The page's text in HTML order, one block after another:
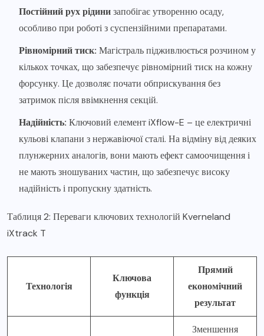
Постійний рух рідинизапобігає утворенню осаду,
особливо при роботі з суспензійними препаратами.
Рівномірний тиск: Магістраль підживлюється розчином у
кількох точках, що забезпечує рівномірний тиск на кожну
форсунку. Це дозволяє почати обприскування без
затримок після ввімкнення секцій.
Надійність: Ключовий елемент iXflow-E – це електричні
кульові клапани з нержавіючої сталі. На відміну від деяких
плунжерних аналогів, вони мають ефект самоочищення і
не мають зношуваних частин, що забезпечує високу
надійність і пропускну здатність.
Таблиця 2: Переваги ключових технологій Kverneland
iXtrack T
Технологія
Ключова
функція
Прямий
економічний
результат
Зменшення